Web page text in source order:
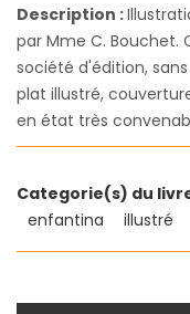
Description :
par Mme C. Bouchet.
société d'édition,
plat illustré,
en état très
Categorie(s) du
enfantina
illustré